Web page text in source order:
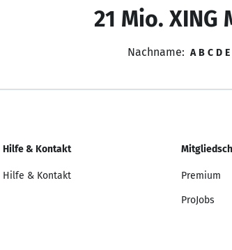
21 Mio.
Nachname: A B C D E
Hilfe & Kontakt
Hilfe & Kontakt Premium
ProJobs